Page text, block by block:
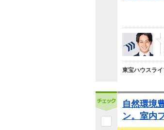
東宝ハウスラ
自然環境
ン。室内